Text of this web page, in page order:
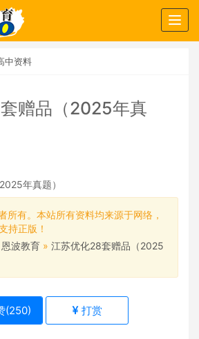
中资料
赠品（2025年真
年真题）
所有。本站所有资料均来源于网络，
持正版！
恩波教育 » 江苏优化28套赠品（2025
(250) 打赏